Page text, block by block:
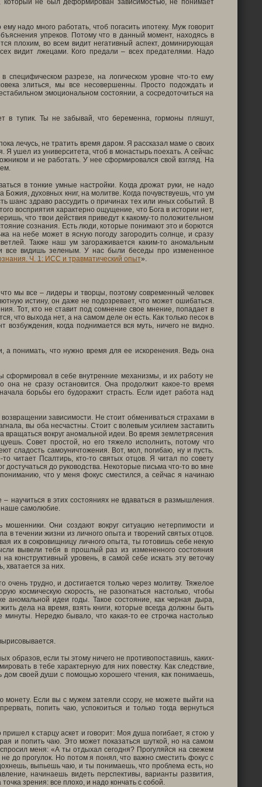
который не был деформирован зависимостью, не понимает
надо много работать, чтоб погасить ипотеку. Муж говорит
упреков. Потому что в данный момент, находясь в
плохим, во всем видит негативный аспект, доминирующая
видит лжецами. Кого предали – всех предателями. Надо
специфическом разрезе, на логическом уровне что-то ему
злиться, мы все несовершенны. Просто подождать и
эмоциональном состоянии, а сосредоточиться на
в тупик. Ты не забывай, что беременна, гормоны пляшут,
лечусь, не тратить время даром. Я рассказал маме о своих
ушел из университета, чтоб в монастырь поехать. А сейчас
и не работать. У нее сформировался свой взгляд. На
в тонкие умные настройки. Когда дрожат руки, не надо
духовных книг, на молитве. Когда почувствуешь, что ум
шанс здраво рассудить о причинах тех или иных событий. В
восприятия характерно ощущение, что Бога в истории нет,
что твои действия приведут к какому-то положительном
сознания. Есть люди, которые понимают это и борются
на небе может в ясную погоду загородить солнце, и сразу
Также наш ум загораживается каким-то аномальным
все видишь зеленым. У нас были беседы про измененное
Ч. 1: ИСС и травматический опыт».
мы все – лидеры и творцы, поэтому современный человек
истину, он даже не подозревает, что может ошибаться.
Тот, кто не ставит под сомнение свое мнение, попадает в
что выхода нет, а на самом деле он есть. Как только песок в
когда поднимается вся муть, ничего не видно.
а понимать, что нужно время для ее искоренения. Ведь она
в себе внутренние механизмы, и их работу не
не сразу остановится. Она продолжит какое-то время
борьбы его будоражит страсть. Если идет работа над
зависимости. Не стоит обмениваться страхами в
вы оба несчастны. Стоит с волевым усилием заставить
вращаться вокруг аномальной идеи. Во время землетрясения
Совет простой, но его тяжело исполнить, потому что
сладость самоуничтожения. Вот, мол, погибаю, ну и пусть.
читает Псалтирь, кто-то святых отцов. Я читал по совету
до руководства. Некоторые письма что-то во мне
что у меня фокус сместился, а сейчас я начинаю
научиться в этих состояниях не вдаваться в размышления.
наше самолюбие.
мошенники. Они создают вокруг ситуацию нетерпимости и
в течении жизни из личного опыта и творений святых отцов.
их в сокровищницу личного опыта, ты готовишь себе некую
вывели тебя в прошлый раз из измененного состояния
конструктивный уровень, в самой себе искать эту веточку
хватается за них.
трудно, и достигается только через молитву. Тяжелое
космическую скорость, не разогнаться настолько, чтобы
аномальной идеи годы. Такое состояние, как черная дыра,
дела на время, взять книги, которые всегда должны быть
Нередко бывало, что какая-то ее строчка настолько
образов, если ты этому ничего не противопоставишь, каких-
в тебе характерную для них повестку. Как следствие,
своей души с помощью хорошего чтения, как понимаешь,
монету. Если вы с мужем затеяли ссору, не можете выйти на
попить чаю, успокоиться и только тогда вернуться
к старцу аскет и говорит: Моя душа погибает, я стою у
и попить чаю. Это может показаться шуткой, но на самом
меня: «А ты отдыхал сегодня? Прогуляйся на свежем
до прогулок. Но потом я понял, что важно сместить фокус с
выпьешь чаю, и ты понимаешь, что проблема есть, но
начинаешь видеть перспективы, варианты развития,
зрения: все плохо, и надо кончать с собой.